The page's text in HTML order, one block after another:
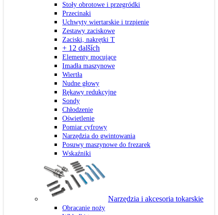
Stoły obrotowe i przegródki
Przecinaki
Uchwyty wiertarskie i trzpienie
Zestawy zaciskowe
Zaciski, nakrętki T
+ 12 dalších
Elementy mocujące
Imadła maszynowe
Wiertła
Nudne głowy
Rękawy redukcyjne
Sondy
Chłodzenie
Oświetlenie
Pomiar cyfrowy
Narzędzia do gwintowania
Posuwy maszynowe do frezarek
Wskaźniki
Narzędzia i akcesoria tokarskie
Obracanie noży